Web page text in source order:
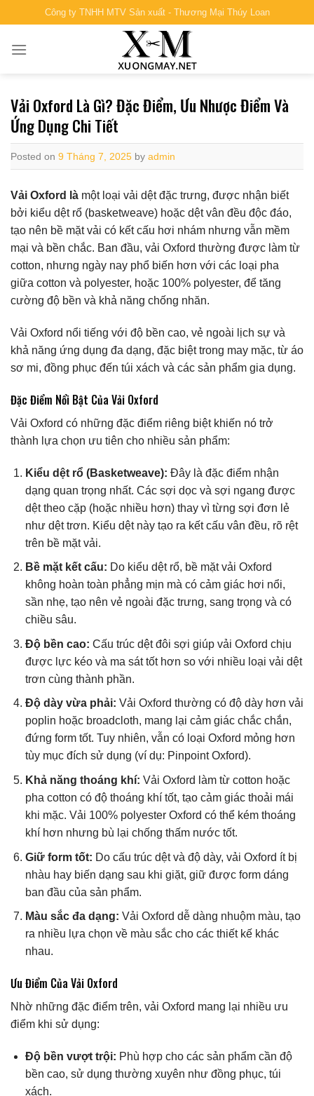
to
content
Công ty TNHH MTV Sản xuất - Thương Mại Thúy Loan
Vải Oxford Là Gì? Đặc Điểm, Ưu Nhược Điểm Và
Ứng Dụng Chi Tiết
Posted on 9 Tháng 7, 2025 by admin
Vải Oxford là một loại vải dệt đặc trưng, được nhận biết
bởi kiểu dệt rổ (basketweave) hoặc dệt vân đều độc đáo,
tạo nên bề mặt vải có kết cấu hơi nhám nhưng vẫn mềm
mại và bền chắc. Ban đầu, vải Oxford thường được làm từ
cotton, nhưng ngày nay phổ biến hơn với các loại pha
giữa cotton và polyester, hoặc 100% polyester, để tăng
cường độ bền và khả năng chống nhăn.
Vải Oxford nổi tiếng với độ bền cao, vẻ ngoài lịch sự và
khả năng ứng dụng đa dạng, đặc biệt trong may mặc, từ áo
sơ mi, đồng phục đến túi xách và các sản phẩm gia dụng.
Đặc Điểm Nổi Bật Của Vải Oxford
Vải Oxford có những đặc điểm riêng biệt khiến nó trở
thành lựa chọn ưu tiên cho nhiều sản phẩm:
Kiểu dệt rổ (Basketweave): Đây là đặc điểm nhận
dạng quan trọng nhất. Các sợi dọc và sợi ngang được
dệt theo cặp (hoặc nhiều hơn) thay vì từng sợi đơn lẻ
như dệt trơn. Kiểu dệt này tạo ra kết cấu vân đều, rõ rệt
trên bề mặt vải.
Bề mặt kết cấu: Do kiểu dệt rổ, bề mặt vải Oxford
không hoàn toàn phẳng mịn mà có cảm giác hơi nổi,
sần nhẹ, tạo nên vẻ ngoài đặc trưng, sang trọng và có
chiều sâu.
Độ bền cao: Cấu trúc dệt đôi sợi giúp vải Oxford chịu
được lực kéo và ma sát tốt hơn so với nhiều loại vải dệt
trơn cùng thành phần.
Độ dày vừa phải: Vải Oxford thường có độ dày hơn vải
poplin hoặc broadcloth, mang lại cảm giác chắc chắn,
đứng form tốt. Tuy nhiên, vẫn có loại Oxford mỏng hơn
tùy mục đích sử dụng (ví dụ: Pinpoint Oxford).
Khả năng thoáng khí: Vải Oxford làm từ cotton hoặc
pha cotton có độ thoáng khí tốt, tạo cảm giác thoải mái
khi mặc. Vải 100% polyester Oxford có thể kém thoáng
khí hơn nhưng bù lại chống thấm nước tốt.
Giữ form tốt: Do cấu trúc dệt và độ dày, vải Oxford ít bị
nhàu hay biến dạng sau khi giặt, giữ được form dáng
ban đầu của sản phẩm.
Màu sắc đa dạng: Vải Oxford dễ dàng nhuộm màu, tạo
ra nhiều lựa chọn về màu sắc cho các thiết kế khác
nhau.
Ưu Điểm Của Vải Oxford
Nhờ những đặc điểm trên, vải Oxford mang lại nhiều ưu
điểm khi sử dụng:
Độ bền vượt trội: Phù hợp cho các sản phẩm cần độ
bền cao, sử dụng thường xuyên như đồng phục, túi
xách.